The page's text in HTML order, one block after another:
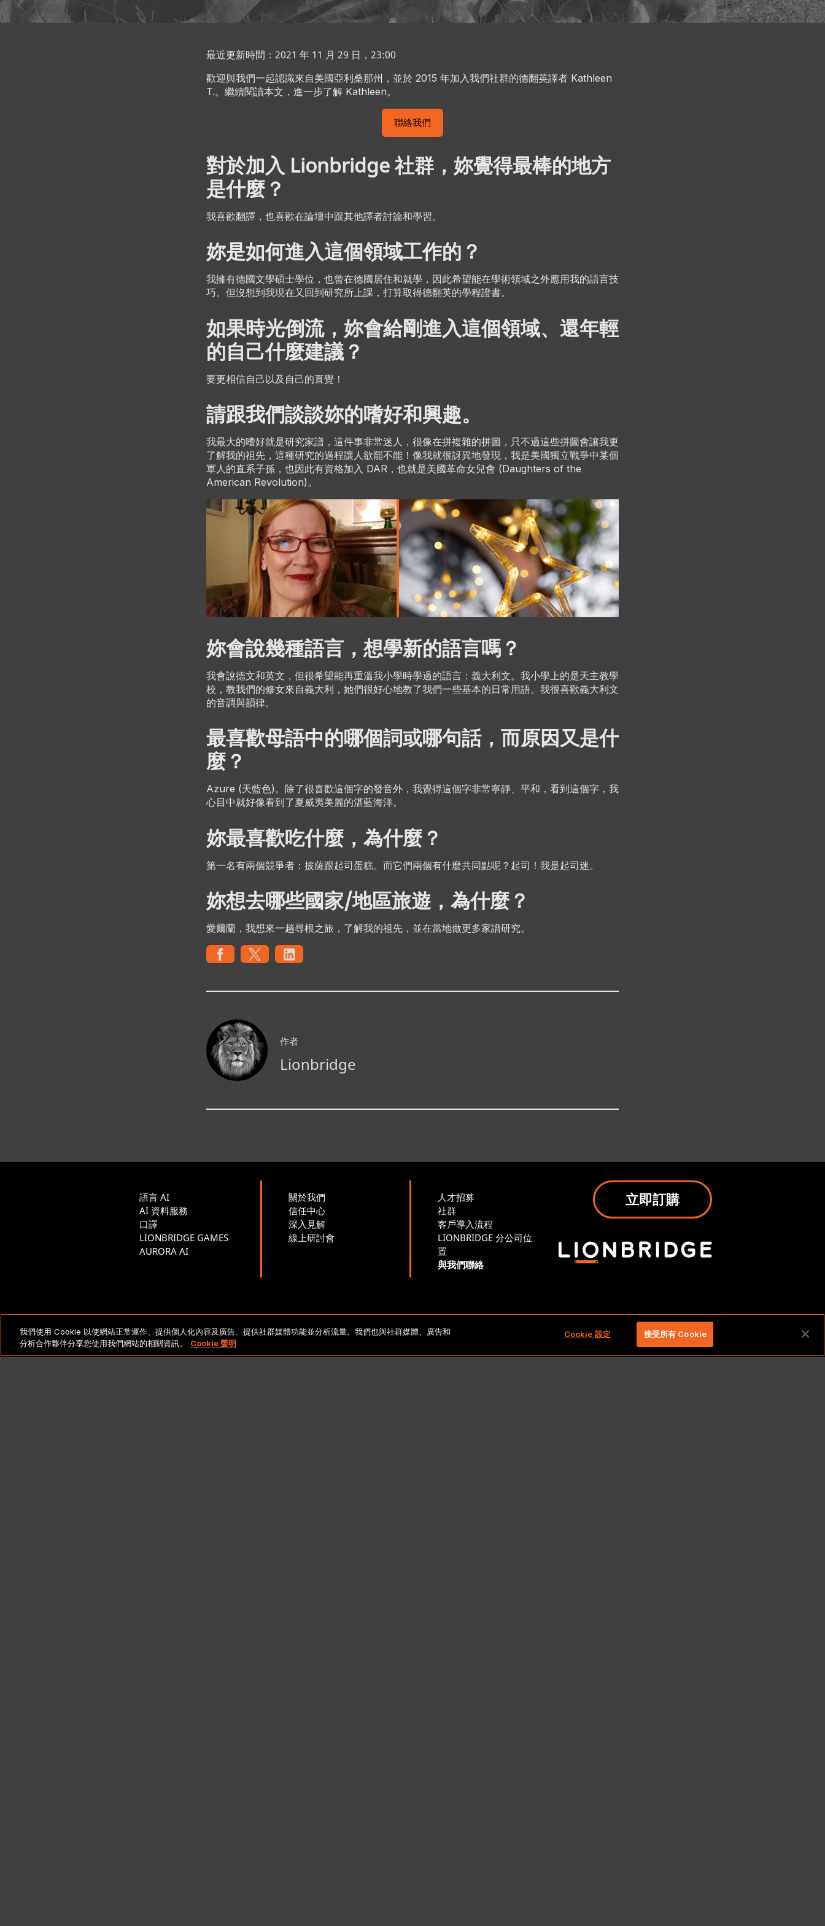
最近更新時間：2021 年 11 月 29 日，23:00
歡迎與我們一起認識來自美國亞利桑那州，並於 2015 年加入我們社群的德翻英譯者 Kathleen
T.。繼續閱讀本文，進一步了解 Kathleen。
聯絡我們
對於加入 Lionbridge 社群，妳覺得最棒的地方
是什麼？
我喜歡翻譯，也喜歡在論壇中跟其他譯者討論和學習。
妳是如何進入這個領域工作的？
我擁有德國文學碩士學位，也曾在德國居住和就學，因此希望能在學術領域之外應用我的語言技
巧。但沒想到我現在又回到研究所上課，打算取得德翻英的學程證書。
如果時光倒流，妳會給剛進入這個領域、還年輕
的自己什麼建議？
要更相信自己以及自己的直覺！
請跟我們談談妳的嗜好和興趣。
我最大的嗜好就是研究家譜，這件事非常迷人，很像在拼複雜的拼圖，只不過這些拼圖會讓我更
了解我的祖先，這種研究的過程讓人欲罷不能！像我就很訝異地發現，我是美國獨立戰爭中某個
軍人的直系子孫，也因此有資格加入 DAR，也就是美國革命女兒會 (Daughters of the
American Revolution)。
妳會說幾種語言，想學新的語言嗎？
我會說德文和英文，但很希望能再重溫我小學時學過的語言：義大利文。我小學上的是天主教學
校，教我們的修女來自義大利，她們很好心地教了我們一些基本的日常用語。我很喜歡義大利文
的音調與韻律。
最喜歡母語中的哪個詞或哪句話，而原因又是什
麼？
Azure (天藍色)。除了很喜歡這個字的發音外，我覺得這個字非常寧靜、平和，看到這個字，我
心目中就好像看到了夏威夷美麗的湛藍海洋。
妳最喜歡吃什麼，為什麼？
第一名有兩個競爭者：披薩跟起司蛋糕。而它們兩個有什麼共同點呢？起司！我是起司迷。
妳想去哪些國家/地區旅遊，為什麼？
愛爾蘭，我想來一趟尋根之旅，了解我的祖先，並在當地做更多家譜研究。
作者
Lionbridge
語言 AI
AI 資料服務
口譯
LIONBRIDGE GAMES
AURORA AI
關於我們
信任中心
深入見解
線上研討會
人才招募
社群
客戶導入流程
LIONBRIDGE 分公司位
置
與我們聯絡
立即訂購
法律聲明與政策 Copyright 2026 Lionbridge Technologies, LLC. 著作權所有，並保留一切權利。
我們使用 Cookie 以使網站正常運作、提供個人化內容及廣告、提供社群媒體功能並分析流量。我們也與社群媒體、廣告和
分析合作夥伴分享您使用我們網站的相關資訊。
Cookie 聲明
Cookie 設定 接受所有 Cookie